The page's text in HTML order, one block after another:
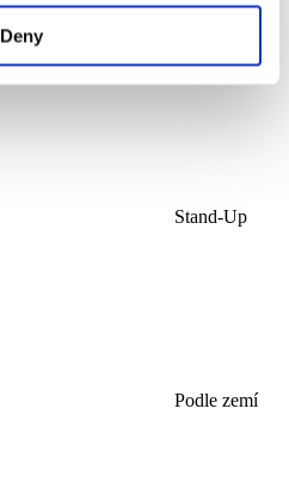
Deny
Stand-Up
Podle zemí